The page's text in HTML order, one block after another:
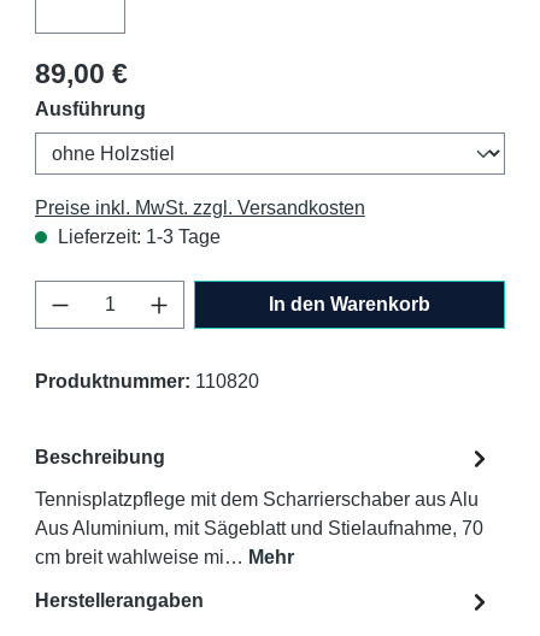
Regulärer Preis:
89,00 €
Ausführungauswählen
Preise inkl. MwSt. zzgl. Versandkosten
Lieferzeit: 1-3 Tage
Produkt Anzahl: Gib den gewünschten
In den Warenkorb
Produktnummer: 110820
Beschreibung
Tennisplatzpflege mit dem Scharrierschaber aus Alu
Aus Aluminium, mit Sägeblatt und Stielaufnahme, 70
cm breit wahlweise mi… Mehr
Herstellerangaben